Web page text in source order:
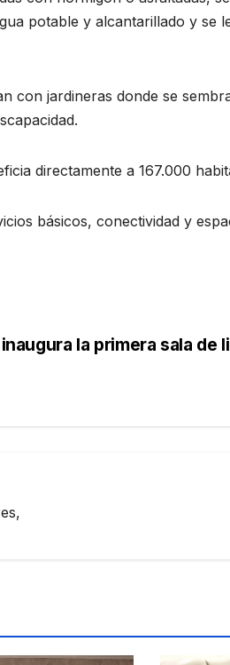
potable y alcantarillado y se
con jardineras donde se
directamente a 167.000
básicos, conectividad y
la primera sala